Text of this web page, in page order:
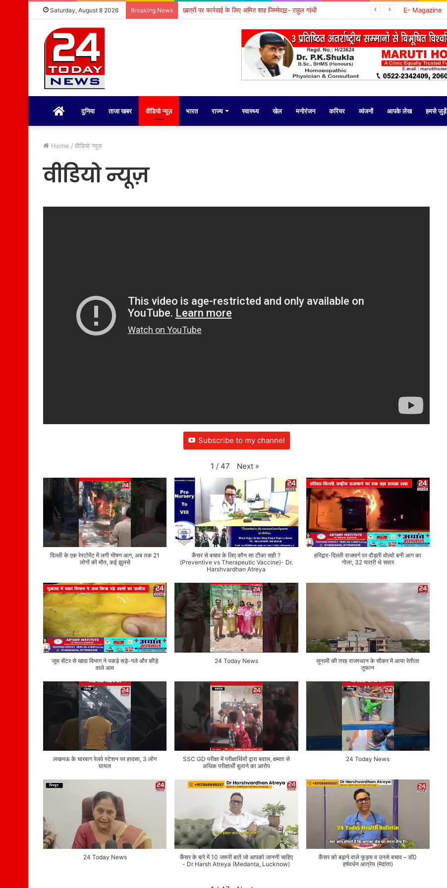
Saturday, August 8 2026 Breaking News छात्रों पर कार्रवाई के लिए अमित शाह जिम्मेदार- राहुल गांधी E- Magazine
होम दुनिया ताजा खबर वीडियो न्यूज़ भारत राज्य स्वास्थ्य खेल मनोरंजन करियर व्यंजनों आपके लेख हमसे जुड़ें
Home / वीडियो न्यूज़
वीडियो न्यूज़
Subscribe to my channel
1 / 47 Next »
दिल्ली के एक रेस्टोरेंट में लगी भीषण आग, अब तक 21
लोगों की मौत, कई झुलसे
कैंसर से बचाव के लिए कौन सा टीका सही ?
(Preventive vs Therapeutic Vaccine)- Dr.
Harshvardhan Atreya
हरिद्वार-दिल्ली राजमार्ग पर दौड़ती वोल्वो बनी आग का
गोला, 32 यात्री थे सवार
जूस सेंटर से खाद्य विभाग ने पकड़े सड़े-गले और कीड़े
वाले आम
24 Today News
सुनामी की तरह राजस्थान के सीकर में आया रेतीला
तूफान
लखनऊ के चारबाग रेलवे स्टेशन पर हादसा, 3 लोग
घायल
SSC GD परीक्षा में परीक्षार्थियों द्वारा बवाल, क्षमता से
अधिक परीक्षार्थी बुलाने का आरोप
24 Today News
24 Today News
कैंसर के बारे में 10 जरूरी बातें जो आपको जाननी चाहिए
- Dr Harsh Atreya (Medanta, Lucknow)
कैंसर को बढ़ाने वाले फूड्स व उनसे बचाव – डाॅ0
हर्षवर्धन आत्रेय (मेदांता)